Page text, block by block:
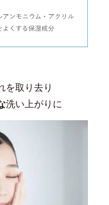
を取り去り
洗い上がりに